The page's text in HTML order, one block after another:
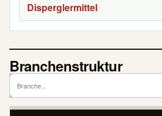
Disperglermittel
Branchenstruktur